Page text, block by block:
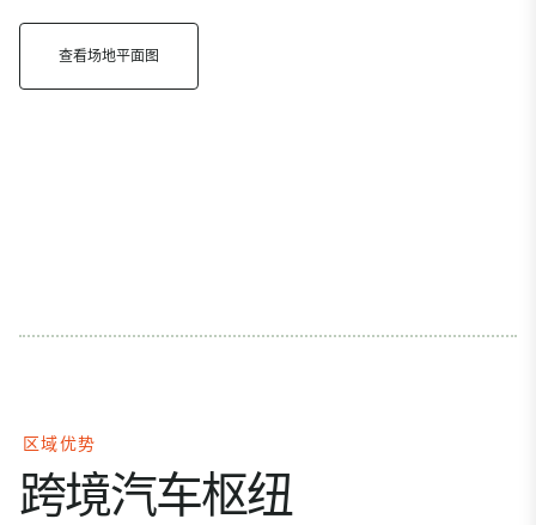
查看场地平面图
区域优势
跨境汽车枢纽